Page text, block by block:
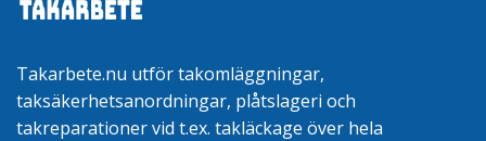
Takarbete.nu utför takomläggningar,
taksäkerhetsanordningar, plåtslageri och
takreparationer vid t.ex. takläckage över hela